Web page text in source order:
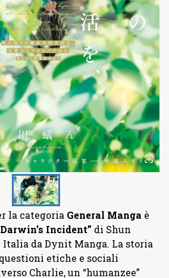
la categoria General Manga è
Incident” di Shun
da Dynit Manga. La storia
etiche e sociali
Charlie, un “humanzee”